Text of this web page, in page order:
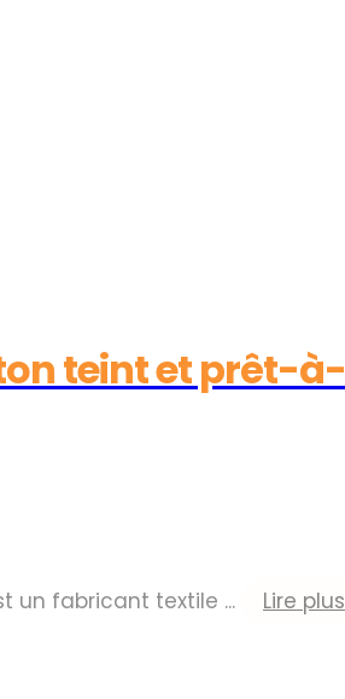
teint et prêt-à-
un fabricant textile ... Lire plus